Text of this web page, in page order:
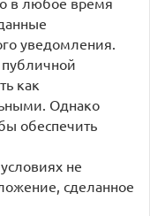
уведомления.
как
Однако
обеспечить
не
сделанное